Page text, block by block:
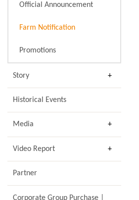
Official Announcement
Farm Notification
Promotions
Story
Historical Events
Media
Video Report
Partner
Corporate Group Purchase |